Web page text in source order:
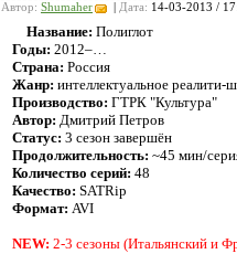
Лучше звоните Солу
1 сезон
Автор: Shumaher Дата: 14-03-2013 /
Название: Полиглот
Годы: 2012–…
Страна: Россия
Жанр: интеллектуальное
Производство: ГТРК "Культура"
Автор: Дмитрий Петров
Статус: 3 сезон завершён
Продолжительность: ~45 мин/
Количество серий: 48
Качество: SATRip
Формат: AVI
NEW: 2-3 сезоны (Итальянский и